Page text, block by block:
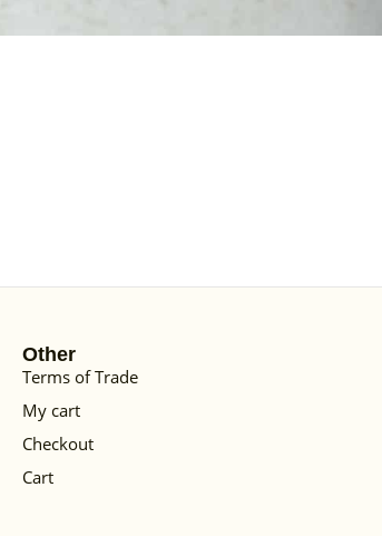
Other
Terms of Trade
My cart
Checkout
Cart